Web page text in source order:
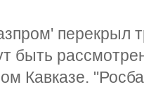
перекрыл
быть
Кавказе.